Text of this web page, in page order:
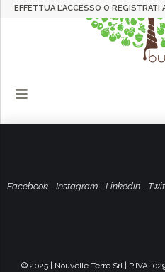
EFFETTUA L'ACCESSO O REGISTRATI
Facebook - Instagram - Linkedin -
© 2025 | Nouvelle Terre Srl | P.IVA: